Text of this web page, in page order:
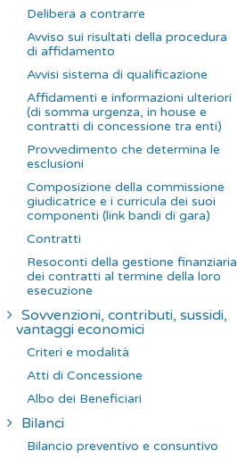
Delibera a contrarre
Avviso sui risultati della procedura
di affidamento
Avvisi sistema di qualificazione
Affidamenti e informazioni ulteriori
(di somma urgenza, in house e
contratti di concessione tra enti)
Provvedimento che determina le
esclusioni
Composizione della commissione
giudicatrice e i curricula dei suoi
componenti (link bandi di gara)
Contratti
Resoconti della gestione finanziaria
dei contratti al termine della loro
esecuzione
Sovvenzioni, contributi, sussidi,
vantaggi economici
Criteri e modalità
Atti di Concessione
Albo dei Beneficiari
Bilanci
Bilancio preventivo e consuntivo